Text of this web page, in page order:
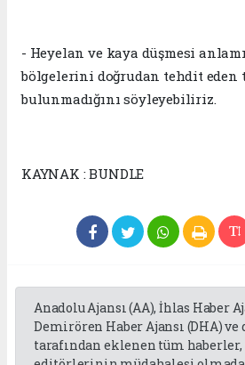
- Heyelan ve kaya düşmesi
bölgelerini doğrudan tehdit
bulunmadığını söyleyebiliriz.
KAYNAK : BUNDLE
Anadolu Ajansı (AA), İhlas Haber
Demirören Haber Ajansı (DHA)
tarafından eklenen tüm